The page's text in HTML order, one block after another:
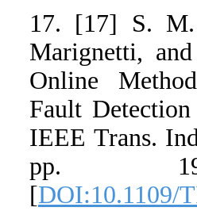
17. [17] S.
Marignetti,
Online
Fault
IEEE Trans.
pp.
[DOI:10.1109/